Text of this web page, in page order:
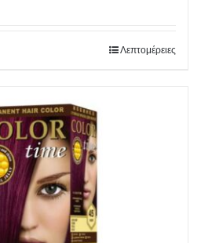
Λεπτομέρειες